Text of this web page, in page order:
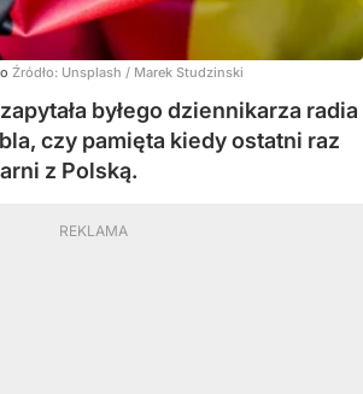
Źródło: Unsplash / Marek Studzinski
byłego dziennikarza radia
czy pamięta kiedy ostatni raz
z Polską.